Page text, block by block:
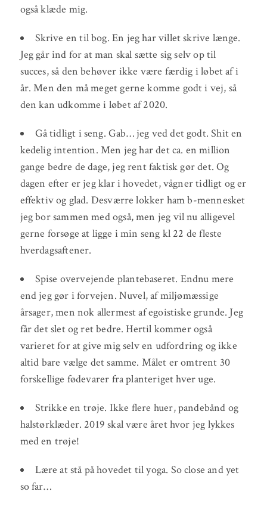
også klæde mig.
Skrive en til bog. En jeg har villet skrive længe.
Jeg går ind for at man skal sætte sig selv op til
succes, så den behøver ikke være færdig i løbet af i
år. Men den må meget gerne komme godt i vej, så
den kan udkomme i løbet af 2020.
Gå tidligt i seng. Gab… jeg ved det godt. Shit en
kedelig intention. Men jeg har det ca. en million
gange bedre de dage, jeg rent faktisk gør det. Og
dagen efter er jeg klar i hovedet, vågner tidligt og er
effektiv og glad. Desværre lokker ham b-mennesket
jeg bor sammen med også, men jeg vil nu alligevel
gerne forsøge at ligge i min seng kl 22 de fleste
hverdagsaftener.
Spise overvejende plantebaseret. Endnu mere
end jeg gør i forvejen. Nuvel, af miljømæssige
årsager, men nok allermest af egoistiske grunde. Jeg
får det slet og ret bedre. Hertil kommer også
varieret for at give mig selv en udfordring og ikke
altid bare vælge det samme. Målet er omtrent 30
forskellige fødevarer fra planteriget hver uge.
Strikke en trøje. Ikke flere huer, pandebånd og
halstørklæder. 2019 skal være året hvor jeg lykkes
med en trøje!
Lære at stå på hovedet til yoga. So close and yet
so far…